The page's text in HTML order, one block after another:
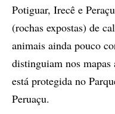
Potiguar, Irecê e
(rochas expostas) de
animais ainda pouco
distinguiam nos mapas
está protegida no
Peruaçu.